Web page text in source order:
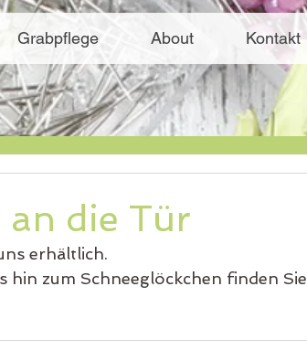
Grabpflege About Kontakt
die Tür
erhältlich.
zum Schneeglöckchen finden Sie